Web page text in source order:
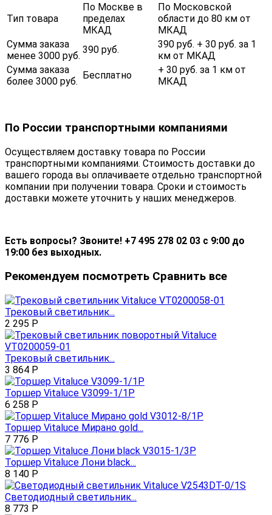
Тип товара
По Москве в
пределах
МКАД
По Московской
области до 80 км от
МКАД
Сумма заказа
менее 3000 руб.
390 руб.
390 руб. + 30 руб. за 1
км от МКАД
Сумма заказа
более 3000 руб.
Бесплатно
+ 30 руб. за 1 км от
МКАД
По России транспортными компаниями
Осуществляем доставку товара по России
транспортными компаниями. Стоимость доставки до
вашего города вы оплачиваете отдельно транспортной
компании при получении товара. Сроки и стоимость
доставки можете уточнить у наших менеджеров.
Есть вопросы? Звоните! +7 495 278 02 03 с 9:00 до
19:00 без выходных.
Рекомендуем посмотреть Сравнить все
Трековый светильник...
2 295 Р
Трековый светильник...
3 864 Р
Торшер Vitaluce V3099-1/1P
6 258 Р
Торшер Vitaluce Мирано gold...
7 776 Р
Торшер Vitaluce Лони black...
8 140 Р
Светодиодный светильник...
8 773 Р